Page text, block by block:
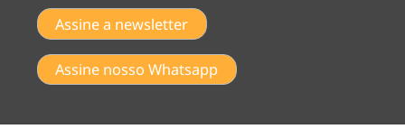
Assine a newsletter
Assine nosso Whatsapp